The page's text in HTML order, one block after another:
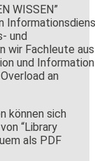
WISSEN”
und
wir Fachleute aus
und Information
an
können sich
“Library
als PDF